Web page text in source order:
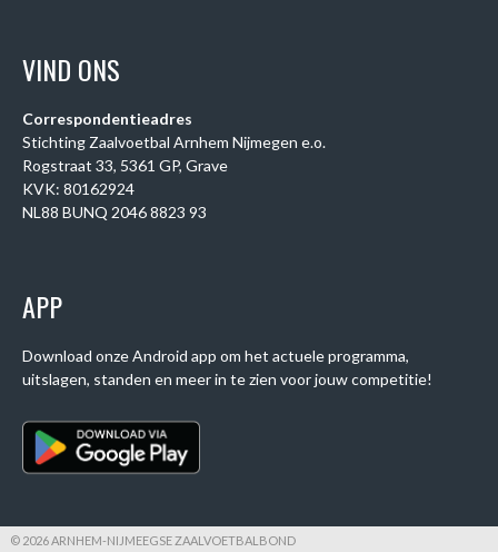
VIND ONS
Correspondentieadres
Stichting Zaalvoetbal Arnhem Nijmegen e.o.
Rogstraat 33, 5361 GP, Grave
KVK: 80162924
NL88 BUNQ 2046 8823 93
APP
Download onze Android app om het actuele programma,
uitslagen, standen en meer in te zien voor jouw competitie!
© 2026 ARNHEM-NIJMEEGSE ZAALVOETBALBOND